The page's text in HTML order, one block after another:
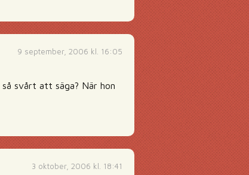
9 september, 2006 kl. 16:05
svårt att säga? När hon
3 oktober, 2006 kl. 18:41